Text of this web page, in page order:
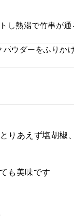
し熱湯で竹串が
ウダーをふりか
りあえず塩胡椒
も美味です